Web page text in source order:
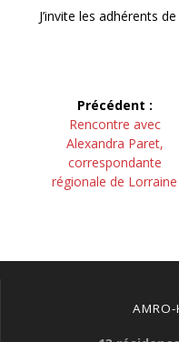
J’invite les adhérents
Navigation
l’article
Précédent :
Article
précédent :
Rencontre avec
Alexandra Paret,
correspondante
régionale de Lorraine